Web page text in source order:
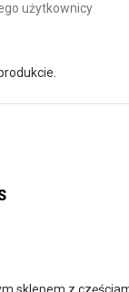
użytkownicy
sklepem z